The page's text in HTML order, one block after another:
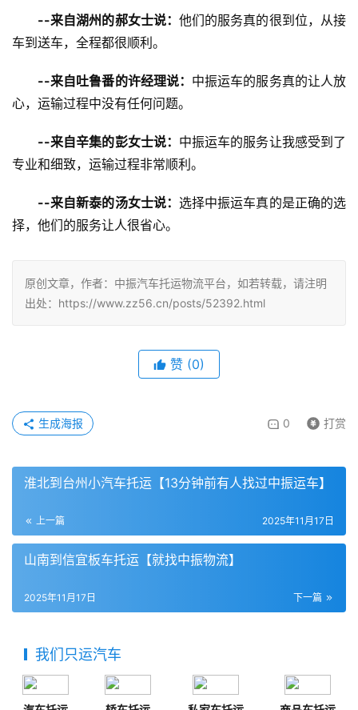
--来自湖州的郝女士说： 他们的服务真的很到位，从接
车到送车，全程都很顺利。
--来自吐鲁番的许经理说： 中振运车的服务真的让人放
心，运输过程中没有任何问题。
--来自辛集的彭女士说： 中振运车的服务让我感受到了
专业和细致，运输过程非常顺利。
--来自新泰的汤女士说： 选择中振运车真的是正确的选
择，他们的服务让人很省心。
原创文章，作者：中振汽车托运物流平台，如若转载，请注明
出处：https://www.zz56.cn/posts/52392.html
赞 (0)
0 打赏
生成海报
淮北到台州小汽车托运【13分钟前有人找过中振运车】
上一篇 2025年11月17日
山南到信宜板车托运【就找中振物流】
下一篇
2025年11月17日
我们只运汽车